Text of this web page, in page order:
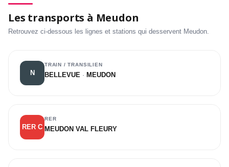
Les transports à Meudon
Retrouvez ci-dessous les lignes et stations qui desservent Meudon.
N
TRAIN / TRANSILIEN
BELLEVUE · MEUDON
RER C
RER
MEUDON VAL FLEURY